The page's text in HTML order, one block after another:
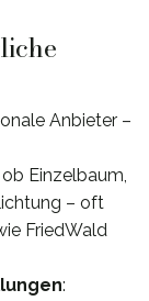
Anbieter –
ob Einzelbaum,
– oft
FriedWald
: